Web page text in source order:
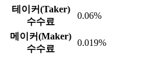
테이커(Taker)
수수료
0.06%
메이커(Maker)
수수료
0.019%